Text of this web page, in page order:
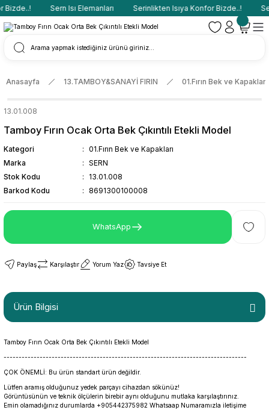
Sern Isı Elemanları Serinlikten Isıya Konfor Bizde..!
Anasayfa 13.TAMBOY&SANAYİ FIRIN 01.Fırın Bek ve Kapakları
13.01.008
Tamboy Fırın Ocak Orta Bek Çıkıntılı Etekli Model
Kategori
01.Fırın Bek ve Kapakları
Marka
SERN
Stok Kodu
13.01.008
Barkod Kodu
8691300100008
WhatsApp
Paylaş Karşılaştır Yorum Yaz Tavsiye Et
Ürün Bilgisi
Tamboy Fırın Ocak Orta Bek Çıkıntılı Etekli Model
---------------------------------------------------------------------------------
ÇOK ÖNEMLİ: Bu ürün standart ürün değildir.
Lütfen aramış olduğunuz yedek parçayı cihazdan sökünüz!
Görüntüsünün ve teknik ölçülerin birebir aynı olduğunu mutlaka karşılaştırınız.
Emin olamadığınız durumlarda +905442375982 Whatsaap Numaramızla iletişime